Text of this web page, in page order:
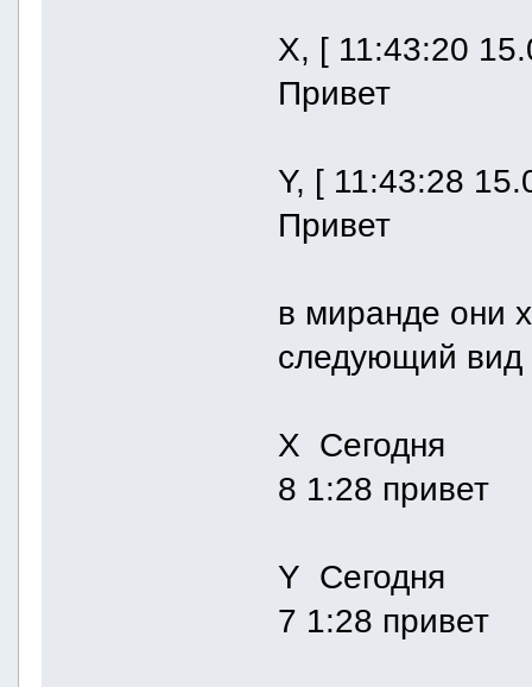
X, [ 11:43:20
Привет
Y, [ 11:43:28
Привет
в миранде они
следующий вид
X Сегодня
8 1:28 привет
Y Сегодня
7 1:28 привет